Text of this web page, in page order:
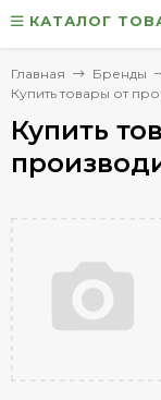
КАТАЛОГ
Главная
Бренды
Купить товары от
Купить